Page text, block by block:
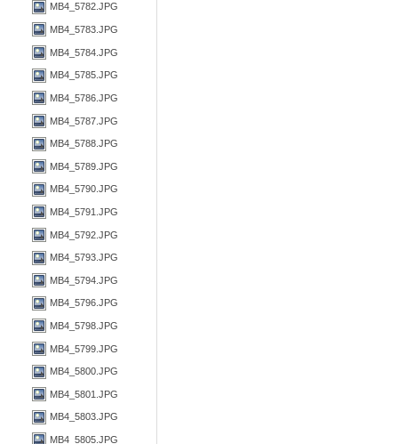
MB4_5782.JPG
MB4_5783.JPG
MB4_5784.JPG
MB4_5785.JPG
MB4_5786.JPG
MB4_5787.JPG
MB4_5788.JPG
MB4_5789.JPG
MB4_5790.JPG
MB4_5791.JPG
MB4_5792.JPG
MB4_5793.JPG
MB4_5794.JPG
MB4_5796.JPG
MB4_5798.JPG
MB4_5799.JPG
MB4_5800.JPG
MB4_5801.JPG
MB4_5803.JPG
MB4_5805.JPG